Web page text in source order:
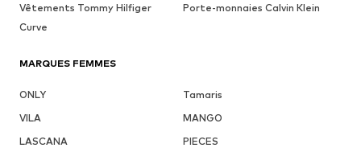
Vêtements Tommy Hilfiger
Curve
Porte-monnaies Calvin Klein
MARQUES FEMMES
ONLY
Tamaris
VILA
MANGO
LASCANA
PIECES